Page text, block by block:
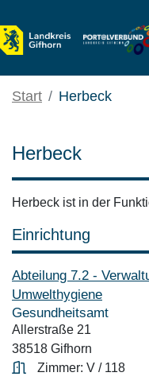
Start Herbeck
Herbeck
Herbeck ist in der
Einrichtung
Abteilung 7.2 -
Umwelthygiene
Gesundheitsamt
Allerstraße 21
38518 Gifhorn
Zimmer: V / 118